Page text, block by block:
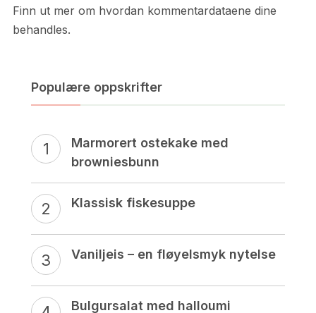
Finn ut mer om hvordan kommentardataene dine
behandles.
Populære oppskrifter
Marmorert ostekake med
browniesbunn
Klassisk fiskesuppe
Vaniljeis – en fløyelsmyk nytelse
Bulgursalat med halloumi